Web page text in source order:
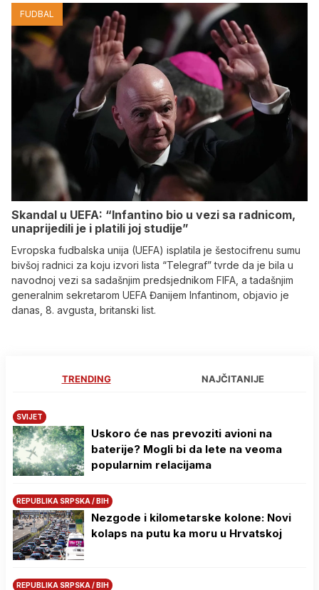
FUDBAL
Skandal u UEFA: “Infantino bio u vezi sa radnicom,
unaprijedili je i platili joj studije”
Evropska fudbalska unija (UEFA) isplatila je šestocifrenu sumu
bivšoj radnici za koju izvori lista “Telegraf” tvrde da je bila u
navodnoj vezi sa sadašnjim predsjednikom FIFA, a tadašnjim
generalnim sekretarom UEFA Đanijem Infantinom, objavio je
danas, 8. avgusta, britanski list.
TRENDING NAJČITANIJE
SVIJET
Uskoro će nas prevoziti avioni na
baterije? Mogli bi da lete na veoma
popularnim relacijama
REPUBLIKA SRPSKA / BIH
Nezgode i kilometarske kolone: Novi
kolaps na putu ka moru u Hrvatskoj
REPUBLIKA SRPSKA / BIH